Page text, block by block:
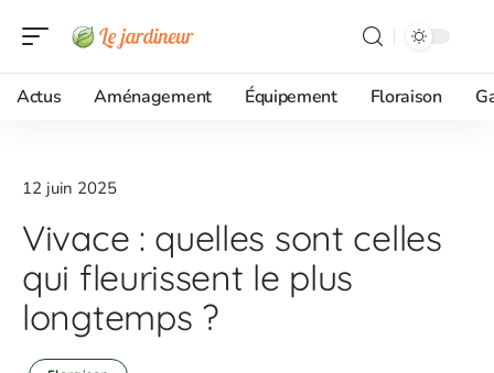
Actus Aménagement Équipement Floraison
12 juin 2025
Vivace : quelles sont celles
qui fleurissent le plus
longtemps ?